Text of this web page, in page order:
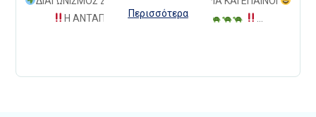
Η ΑΝΤΑΠΟΚΡΙΣΗ ΗΤΑΝ ΜΕΓΑΛΗ!
Περισσότερα